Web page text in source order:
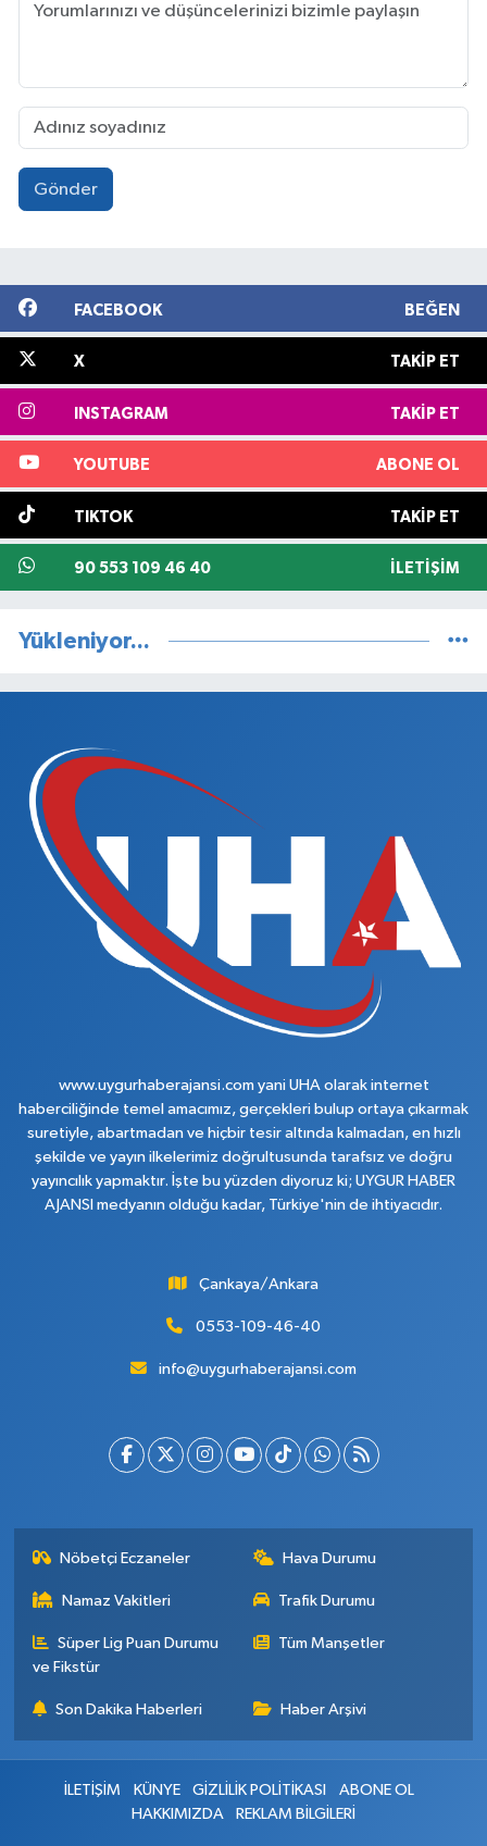
Gönder
FACEBOOK BEĞEN
X TAKIP ET
INSTAGRAM TAKIP ET
YOUTUBE ABONE OL
TIKTOK TAKIP ET
90 553 109 46 40 İLETIŞIM
Yükleniyor...
www.uygurhaberajansi.com yani UHA olarak internet
haberciliğinde temel amacımız, gerçekleri bulup ortaya çıkarmak
suretiyle, abartmadan ve hiçbir tesir altında kalmadan, en hızlı
şekilde ve yayın ilkelerimiz doğrultusunda tarafsız ve doğru
yayıncılık yapmaktır. İşte bu yüzden diyoruz ki; UYGUR HABER
AJANSI medyanın olduğu kadar, Türkiye'nin de ihtiyacıdır.
Çankaya/Ankara
0553-109-46-40
info@uygurhaberajansi.com
Nöbetçi Eczaneler Hava Durumu
Namaz Vakitleri Trafik Durumu
Süper Lig Puan Durumu
ve Fikstür
Tüm Manşetler
Son Dakika Haberleri Haber Arşivi
İLETİŞİM KÜNYE GİZLİLİK POLİTİKASI
ABONE OL
HAKKIMIZDA
REKLAM BİLGİLERİ